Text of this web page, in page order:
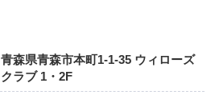
青森県青森市本町1-1-35 ウィローズ
クラブ 1・2F